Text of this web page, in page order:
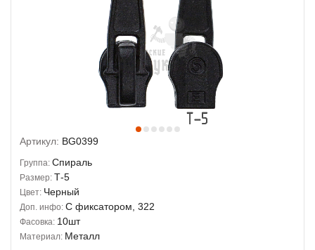
Артикул: BG0399
Группа: Спираль
Размер: Т-5
Цвет: Черный
Доп. инфо: С фиксатором, 322
Фасовка: 10шт
Материал: Металл